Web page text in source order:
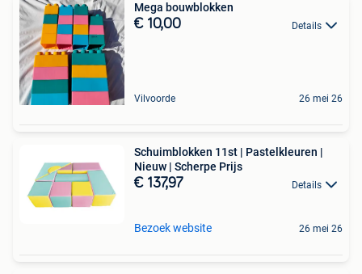
Mega bouwblokken
€ 10,00 Details
Vilvoorde 26 mei 26
Schuimblokken 11st | Pastelkleuren |
Nieuw | Scherpe Prijs
€ 137,97 Details
Bezoek website 26 mei 26